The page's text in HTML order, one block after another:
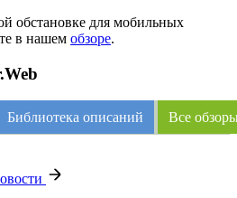
обстановке для мобильных
в нашем обзоре.
Библиотека описаний Все